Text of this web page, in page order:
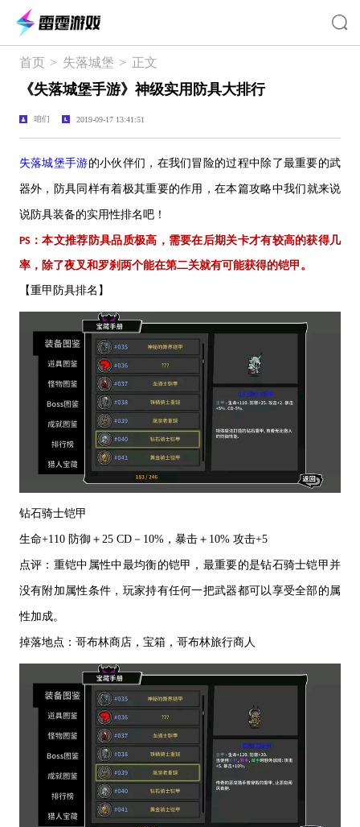
首页 > 失落城堡 > 正文
《失落城堡手游》神级实用防具大排行
咱们 2019-09-17 13:41:51
失落城堡手游的小伙伴们，在我们冒险的过程中除了最重要的武
器外，防具 同样有着极其重要的作用，在本篇攻略中我们就来说
说防具装备的实用性排名吧！
PS：本文推荐 防具品质极高，需要在后期关卡才有较高的获得几
率，除了夜叉和罗刹两个能在第二关就有可能获得的铠甲。
【重甲防具排名】
钻石骑士铠甲
生命+110 防御＋25 CD－10%，暴击＋10% 攻击+5
点评：重铠中属性中最均衡的铠甲，最重要的是钻石骑士铠甲并
没有附加属性条件，玩家持有任何一把武器都可以享受全部的属
性加成。
掉落地点：哥布林商店，宝箱，哥布林旅行商人